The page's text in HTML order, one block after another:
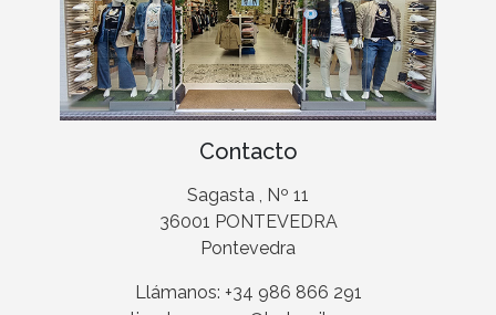
Contacto
Sagasta , Nº 11
36001 PONTEVEDRA
Pontevedra
Llámanos: +34 986 866 291